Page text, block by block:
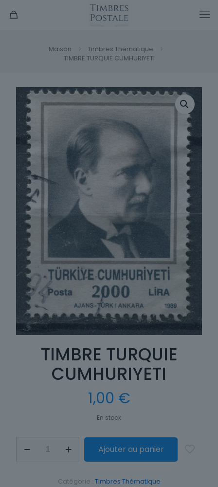
Maison
Timbres Thématique
TIMBRE TURQUIE CUMHURIYETI
TIMBRE TURQUIE
CUMHURIYETI
1,00 €
En stock
CUMHURIYETI
Ajouter au panier
Catégorie : Timbres Thématique